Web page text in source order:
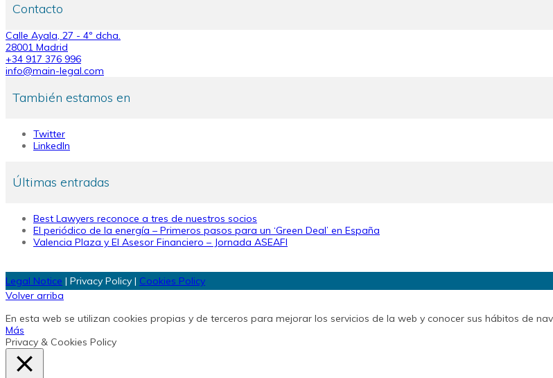
Contacto
Calle Ayala, 27 - 4º dcha.
28001 Madrid
+34 917 376 996
info@main-legal.com
También estamos en
Twitter
LinkedIn
Últimas entradas
Best Lawyers reconoce a tres de nuestros socios
El periódico de la energía – Primeros pasos para un ‘Green Deal’ en España
Valencia Plaza y El Asesor Financiero – Jornada ASEAFI
Legal Notice | Privacy Policy | Cookies Policy
Volver arriba
En esta web se utilizan cookies propias y de terceros para mejorar los servicios de la web y conocer sus hábitos de
Más
Privacy & Cookies Policy